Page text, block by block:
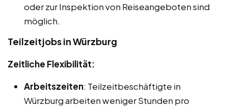
oder zur Inspektion von Reiseangeboten sind
möglich.
Teilzeitjobs in Würzburg
Zeitliche Flexibilität:
Arbeitszeiten: Teilzeitbeschäftigte in
Würzburg arbeiten weniger Stunden pro